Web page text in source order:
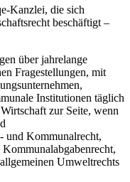
Kanzlei, die sich
beschäftigt –
über jahrelange
Fragestellungen, mit
Institutionen täglich
zur Seite, wenn
und Kommunalrecht,
Umweltrechts